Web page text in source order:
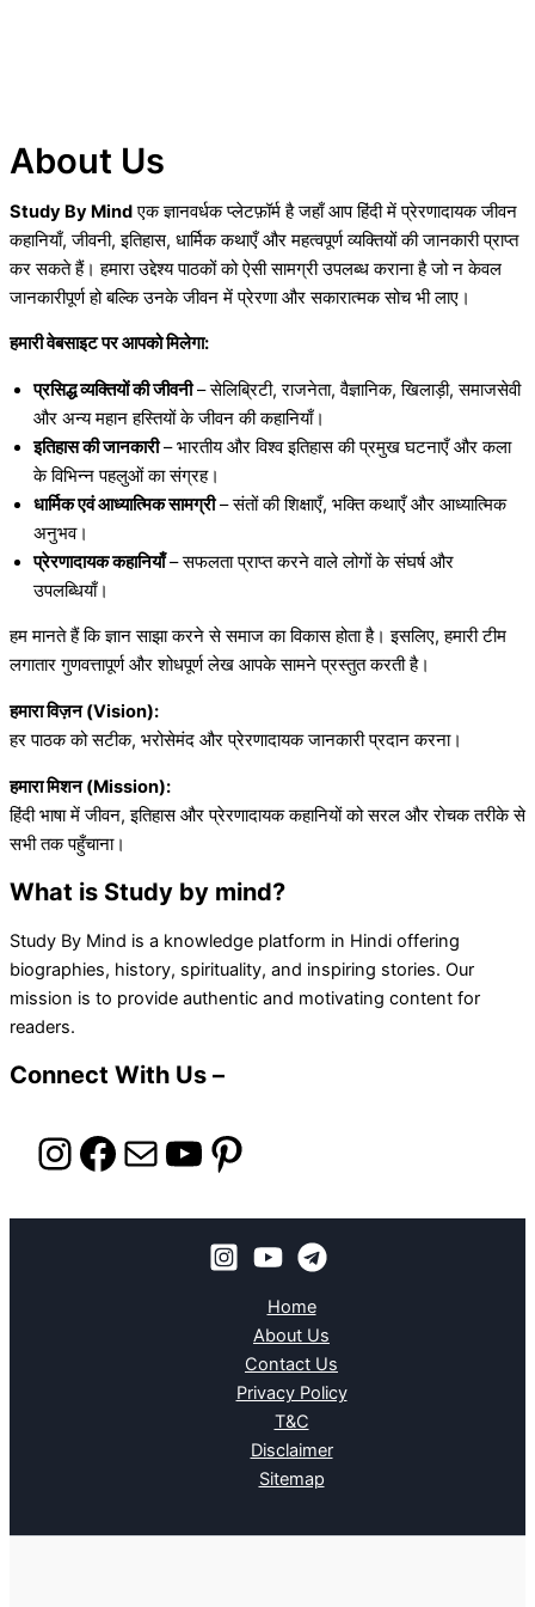
About Us
Study By Mindएक ज्ञानवर्धक प्लेटफ़ॉर्म है जहाँ आप हिंदी में प्रेरणादायक जीवन
कहानियाँ, जीवनी, इतिहास, धार्मिक कथाएँ और महत्वपूर्ण व्यक्तियों की जानकारी प्राप्त
कर सकते हैं। हमारा उद्देश्य पाठकों को ऐसी सामग्री उपलब्ध कराना है जो न केवल
जानकारीपूर्ण हो बल्कि उनके जीवन में प्रेरणा और सकारात्मक सोच भी लाए।
हमारी वेबसाइट पर आपको मिलेगा:
प्रसिद्ध व्यक्तियों की जीवनी– सेलिब्रिटी, राजनेता, वैज्ञानिक, खिलाड़ी, समाजसेवी
और अन्य महान हस्तियों के जीवन की कहानियाँ।
इतिहास की जानकारी– भारतीय और विश्व इतिहास की प्रमुख घटनाएँ और कला
के विभिन्न पहलुओं का संग्रह।
धार्मिक एवं आध्यात्मिक सामग्री– संतों की शिक्षाएँ, भक्ति कथाएँ और आध्यात्मिक
अनुभव।
प्रेरणादायक कहानियाँ– सफलता प्राप्त करने वाले लोगों के संघर्ष और
उपलब्धियाँ।
हम मानते हैं कि ज्ञान साझा करने से समाज का विकास होता है। इसलिए, हमारी टीम
लगातार गुणवत्तापूर्ण और शोधपूर्ण लेख आपके सामने प्रस्तुत करती है।
हमारा विज़न (Vision):
हर पाठक को सटीक, भरोसेमंद और प्रेरणादायक जानकारी प्रदान करना।
हमारा मिशन (Mission):
हिंदी भाषा में जीवन, इतिहास और प्रेरणादायक कहानियों को सरल और रोचक तरीके से
सभी तक पहुँचाना।
What is Study by mind?
Study By Mind is a knowledge platform in Hindi offering
biographies, history, spirituality, and inspiring stories. Our
mission is to provide authentic and motivating content for
readers.
Connect With Us –
Instagram
Facebook
MailYouTube
Pinterest
Home
About Us
Contact Us
Privacy Policy
T&C
Disclaimer
Sitemap